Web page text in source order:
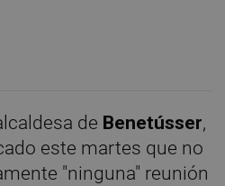
de Benetússer,
este martes que no
"ninguna" reunión